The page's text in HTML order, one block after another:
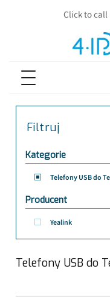
Click to call
Filtruj
Kategorie
Telefony USB do
Producent
Yealink
Telefony USB do